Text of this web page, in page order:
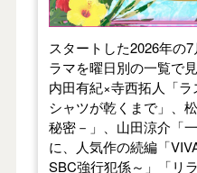
スタートした2026年の
ラマを曜日別の一覧で
内田有紀×寺西拓人「
シャツが乾くまで」、
秘密－」、山田涼介「
に、人気作の続編「
SBC強行犯係～」「リ